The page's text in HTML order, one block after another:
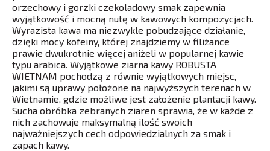
orzechowy i gorzki czekoladowy smak zapewnia
wyjątkowość i mocną nutę w kawowych kompozycjach.
Wyrazista kawa ma niezwykle pobudzające działanie,
dzięki mocy kofeiny, której znajdziemy w filiżance
prawie dwukrotnie więcej aniżeli w popularnej kawie
typu arabica. Wyjątkowe ziarna kawy ROBUSTA
WIETNAM pochodzą z równie wyjątkowych miejsc,
jakimi są uprawy położone na najwyższych terenach w
Wietnamie, gdzie możliwe jest założenie plantacji kawy.
Sucha obróbka zebranych ziaren sprawia, że w każde z
nich zachowuje maksymalną ilość swoich
najważniejszych cech odpowiedzialnych za smak i
zapach kawy.